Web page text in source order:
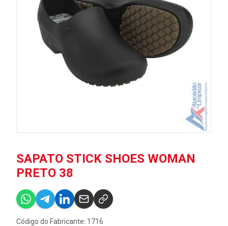
SAPATO STICK SHOES WOMAN
PRETO 38
Código do Fabricante: 1716